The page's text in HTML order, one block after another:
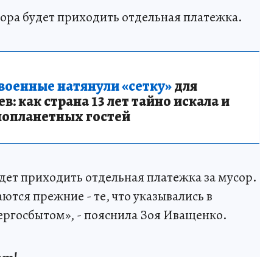
будет приходить отдельная платежка.
натянули «сетку»для
как страна 13 лет тайно искала и
гостей
приходить отдельная платежка за мусор.
прежние - те, что указывались в
- пояснила Зоя Иващенко.